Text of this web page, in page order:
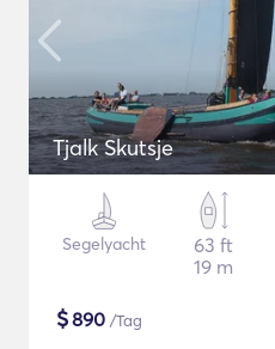
Tjalk Skutsje
Segelyacht
63 ft
19 m
$890 /Tag